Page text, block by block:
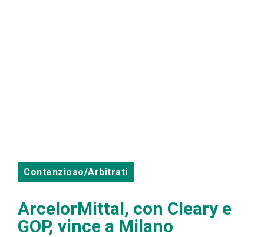
Contenzioso/Arbitrati
ArcelorMittal, con Cleary e
GOP, vince a Milano